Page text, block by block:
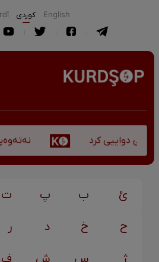
English كوردی
دواییی کرد
ئ ب پ ت
ح خ د ر